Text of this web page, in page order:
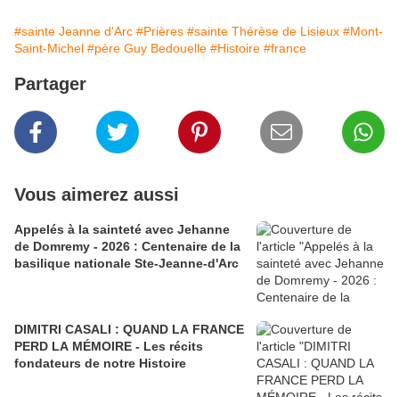
#sainte Jeanne d'Arc #Prières #sainte Thérèse de Lisieux #Mont-
Saint-Michel #père Guy Bedouelle #Histoire #france
Partager
Vous aimerez aussi
Appelés à la sainteté avec Jehanne
de Domremy - 2026 : Centenaire de la
basilique nationale Ste-Jeanne-d'Arc
DIMITRI CASALI : QUAND LA FRANCE
PERD LA MÉMOIRE - Les récits
fondateurs de notre Histoire